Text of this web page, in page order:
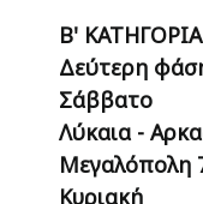
Β'
Δεύτερη
Σάββατο
Λύκαια -
Μεγαλόπολη
Κυριακή